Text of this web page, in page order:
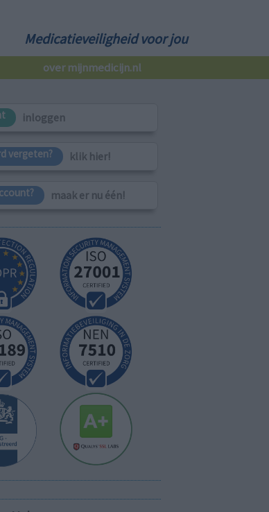
Medicatieveiligheid voor jou
over mijnmedicijn.nl
inloggen
vergeten? klik hier!
maak er nu één!